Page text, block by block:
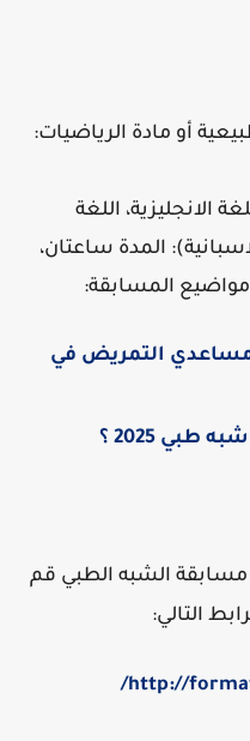
أو مادة الرياضيات:
اللغة
المدة ساعتان،
التمريض في
2025 ؟
الشبه الطبي قم
التالي:
http://